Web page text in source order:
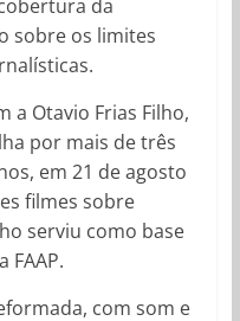
da
sobre os limites
a Otavio Frias Filho,
por mais de três
em 21 de agosto
filmes sobre
serviu como base
FAAP.
com som e